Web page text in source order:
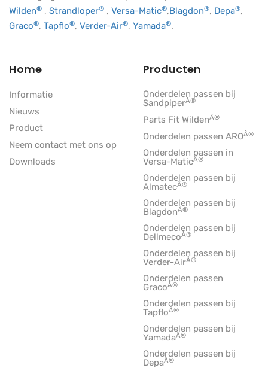
Wilden® , Strandloper® , Versa-Matic®,Blagdon®, Depa®,
Graco®, Tapflo®, Verder-Air®, Yamada®.
Home
Informatie
Nieuws
Product
Neem contact met ons op
Downloads
Producten
Onderdelen passen bij
SandpiperÂ®
Parts Fit WildenÂ®
Onderdelen passen AROÂ®
Onderdelen passen in
Versa-MaticÂ®
Onderdelen passen bij
AlmatecÂ®
Onderdelen passen bij
BlagdonÂ®
Onderdelen passen bij
DellmecoÂ®
Onderdelen passen bij
Verder-AirÂ®
Onderdelen passen
GracoÂ®
Onderdelen passen bij
TapfloÂ®
Onderdelen passen bij
YamadaÂ®
Onderdelen passen bij
DepaÂ®